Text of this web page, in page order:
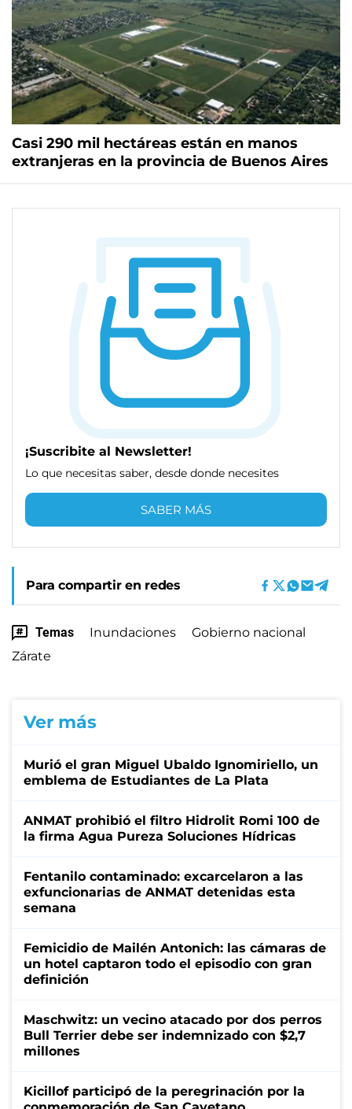
Casi 290 mil hectáreas están en manos
extranjeras en la provincia de Buenos Aires
¡Suscribite al Newsletter!
Lo que necesitas saber, desde donde necesites
SABER MÁS
Para compartir en redes
Temas Inundaciones
Gobierno nacional
Zárate
Ver más
Murió el gran Miguel Ubaldo Ignomiriello, un
emblema de Estudiantes de La Plata
ANMAT prohibió el filtro Hidrolit Romi 100 de
la firma Agua Pureza Soluciones Hídricas
Fentanilo contaminado: excarcelaron a las
exfuncionarias de ANMAT detenidas esta
semana
Femicidio de Mailén Antonich: las cámaras de
un hotel captaron todo el episodio con gran
definición
Maschwitz: un vecino atacado por dos perros
Bull Terrier debe ser indemnizado con $2,7
millones
Kicillof participó de la peregrinación por la